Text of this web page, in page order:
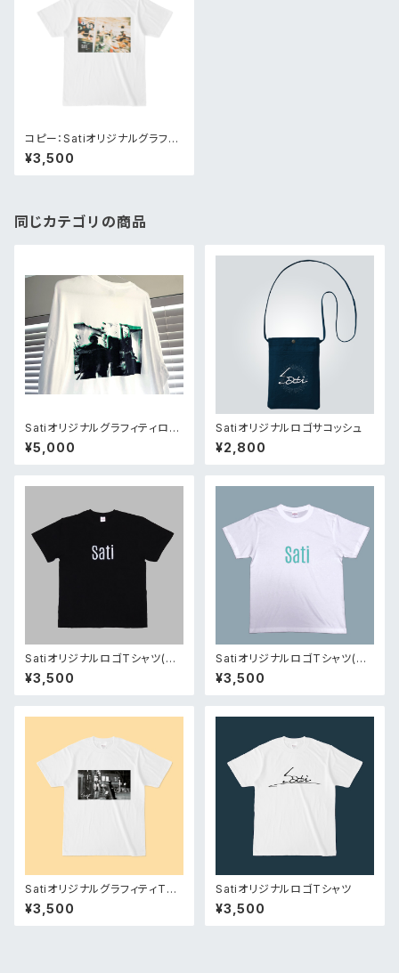
コピー：Satiオリジナルグラフィ
ティTシャツ
¥3,500
同じカテゴリの商品
Satiオリジナルグラフィティロン
ティー
¥5,000
Satiオリジナルロゴサコッシュ
¥2,800
SatiオリジナルロゴTシャツ(Bl
ack)
¥3,500
SatiオリジナルロゴTシャツ(W
hite TOKYO)
¥3,500
SatiオリジナルグラフィティTシ
ャツ
¥3,500
SatiオリジナルロゴTシャツ
¥3,500